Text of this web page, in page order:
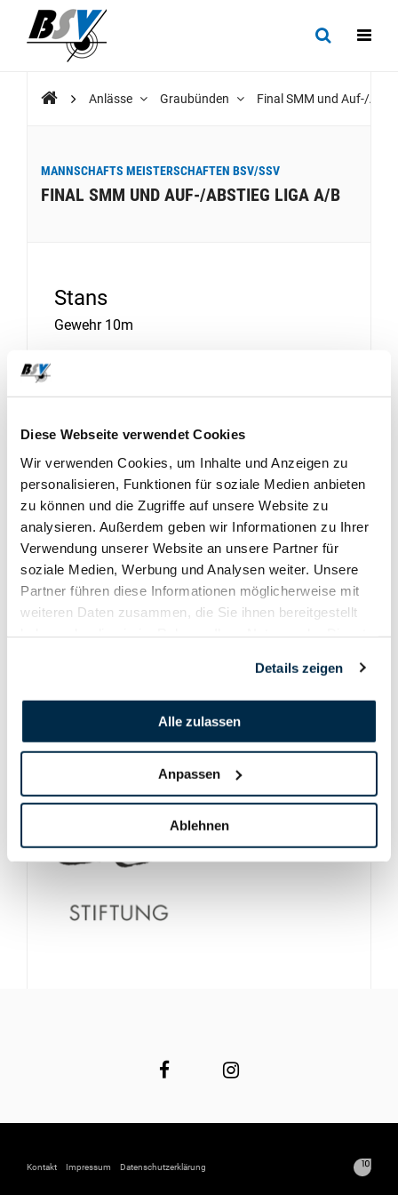
Diese Webseite verwendet Cookies
Wir verwenden Cookies, um Inhalte und Anzeigen zu
personalisieren, Funktionen für soziale Medien anbieten
zu können und die Zugriffe auf unsere Website zu
analysieren. Außerdem geben wir Informationen zu Ihrer
Verwendung unserer Website an unsere Partner für
soziale Medien, Werbung und Analysen weiter. Unsere
Partner führen diese Informationen möglicherweise mit
weiteren Daten zusammen, die Sie ihnen bereitgestellt
Details zeigen
Alle zulassen
Anpassen
Ablehnen
Anlässe Graubünden Final SMM und Auf-/
MANNSCHAFTS MEISTERSCHAFTEN BSV/SSV
FINAL SMM UND AUF-/ABSTIEG LIGA A/B
Stans
Gewehr 10m
Kontakt Impressum Datenschutzerklärung